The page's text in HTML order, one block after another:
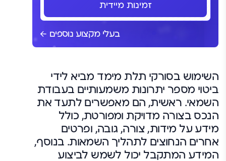
זמינות מיידית
בעלי מקצוע נוספים
השימוש בסורקי תלת מימד מביא לידי
ביטוי מספר יתרונות משמעותיים בעבודת
השמאי. ראשית, הם מאפשרים לתעד את
הנכס בצורה מדויקת ומפורטת, כולל
מידע על מידות, צורה, גובה, ופרטים
אחרים הנחוצים לתהליך השמאות. בנוסף,
המידע המתקבל יכול לשמש לביצוע